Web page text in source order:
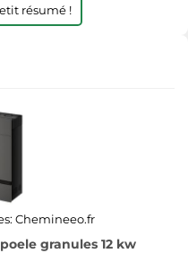
résumé !
Chemineeo.fr
granules 12 kw